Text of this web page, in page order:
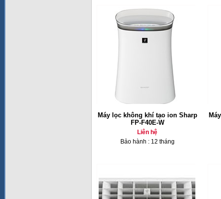
Máy lọc không khí tạo ion Sharp
FP-F40E-W
Liên hệ
Bảo hành : 12 tháng